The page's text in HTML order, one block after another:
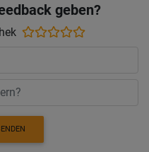
geben?